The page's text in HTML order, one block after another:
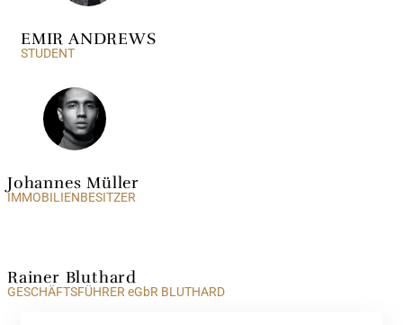
EMIR ANDREWS
STUDENT
Johannes Müller
IMMOBILIENBESITZER
Rainer Bluthard
GESCHÄFTSFÜHRER eGbR BLUTHARD